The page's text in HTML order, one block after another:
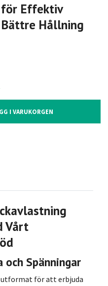
för Effektiv
Hållning
I VARUKORGEN
Vårt
och Spänningar
utformat för att erbjuda